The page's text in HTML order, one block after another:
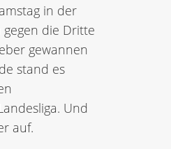
in der
die Dritte
gewannen
stand es
Und
auf.